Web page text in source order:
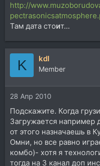
http://
Там дата стоит...
K kdl
Member
28 Апр 2010
Подскажите. Когда
Загружается например
от этого назначаешь в
Омни, но все равно
комбо)- хотя я
тогда на 3 канал доп